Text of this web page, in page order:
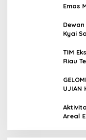
Emas
Kyai
Politik
TIM
Riau
UJIAN
Areal